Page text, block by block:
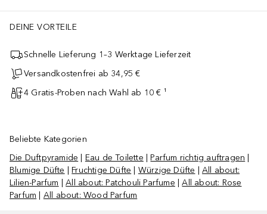
DEINE VORTEILE
Schnelle Lieferung 1–3 Werktage Lieferzeit
Versandkostenfrei ab 34,95 €
4 Gratis-Proben nach Wahl ab 10 € ¹
Beliebte Kategorien
Die Duftpyramide
Eau de Toilette |Parfum richtig auftragen
Blumige Düfte |Fruchtige Düfte Würzige Düfte |All about:
Lilien-Parfum |All about: Patchouli Parfume |All about: Rose
Parfum
All about: Wood Parfum